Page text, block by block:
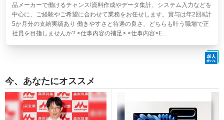
品メーカーで働けるチャンス!資料作成やデータ集計、システム入力などを
中心に、ご経験やご希望に合わせて業務をお任せします。賞与は年2回&計
5か月分の支給実績あり 働きやすさと待遇の良さ、どちらも叶う職場で正
社員を目指しませんか? <仕事内容の補足> <仕事内容>E...
今、あなたにオススメ